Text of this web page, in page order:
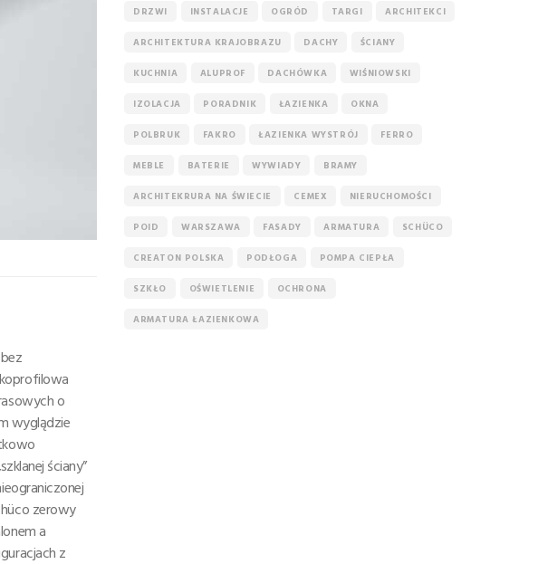
o
wyglądzie
ściany”
zerowy
a
z
DRZWI INSTALACJE OGRÓD TARGI ARCHITEKCI
ARCHITEKTURA KRAJOBRAZU DACHY ŚCIANY
KUCHNIA ALUPROF DACHÓWKA WIŚNIOWSKI
IZOLACJA PORADNIK ŁAZIENKA OKNA
POLBRUK FAKRO ŁAZIENKA WYSTRÓJ FERRO
MEBLE BATERIE WYWIADY BRAMY
ARCHITEKRURA NA ŚWIECIE CEMEX NIERUCHOMOŚCI
POID WARSZAWA FASADY ARMATURA SCHÜCO
CREATON POLSKA PODŁOGA POMPA CIEPŁA
SZKŁO OŚWIETLENIE OCHRONA
ARMATURA ŁAZIENKOWA